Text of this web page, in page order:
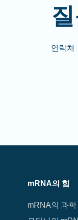
연락처
mRNA의 힘
mRNA의 과학